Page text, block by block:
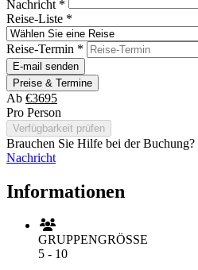
Nachricht *
Reise-Liste *
Reise-Termin *
E-mail senden
Preise & Termine
Ab €3695
Pro Person
Verfügbarkeit prüfen
Brauchen Sie Hilfe bei der Buchung?
Nachricht
Informationen
GRUPPENGRÖSSE
5 - 10